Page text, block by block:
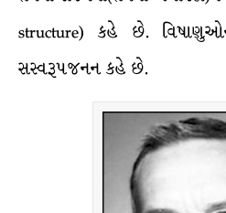
structure) કહે છે. વિષાણુઓની
સસ્વરૂપજનન કહે છે.